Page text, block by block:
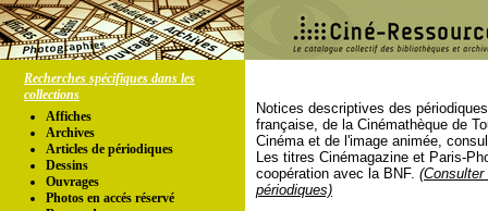
Recherches spécifiques dans les
collections
Affiches
Archives
Articles de périodiques
Dessins
Ouvrages
Photos en accés réservé
Notices descriptives des
française, de la Cinémathèque de
Cinéma et de l'image animée,
Les titres Cinémagazine et Paris-
coopération avec la BNF.
périodiques)